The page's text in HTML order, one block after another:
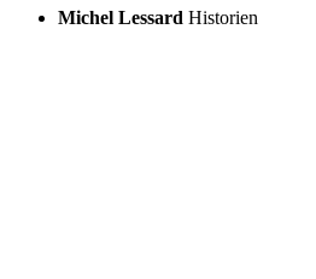
Michel Lessard Historien